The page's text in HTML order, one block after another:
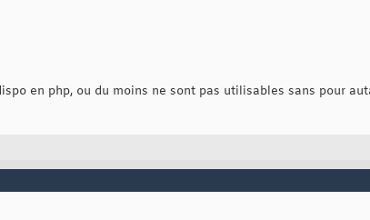
en php, ou du moins ne sont pas utilisables sans pour